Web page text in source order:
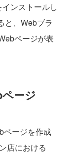
ンストールし
と、Webブラ
ページが表
ージ
ページを作成
店における